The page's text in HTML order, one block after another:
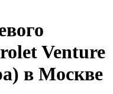
Venture
в Москве